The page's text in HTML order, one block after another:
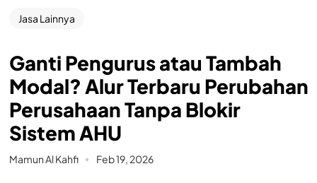
Jasa Lainnya
Ganti Pengurus atau Tambah
Modal? Alur Terbaru Perubahan
Perusahaan Tanpa Blokir
Sistem AHU
Mamun Al Kahfi Feb 19, 2026